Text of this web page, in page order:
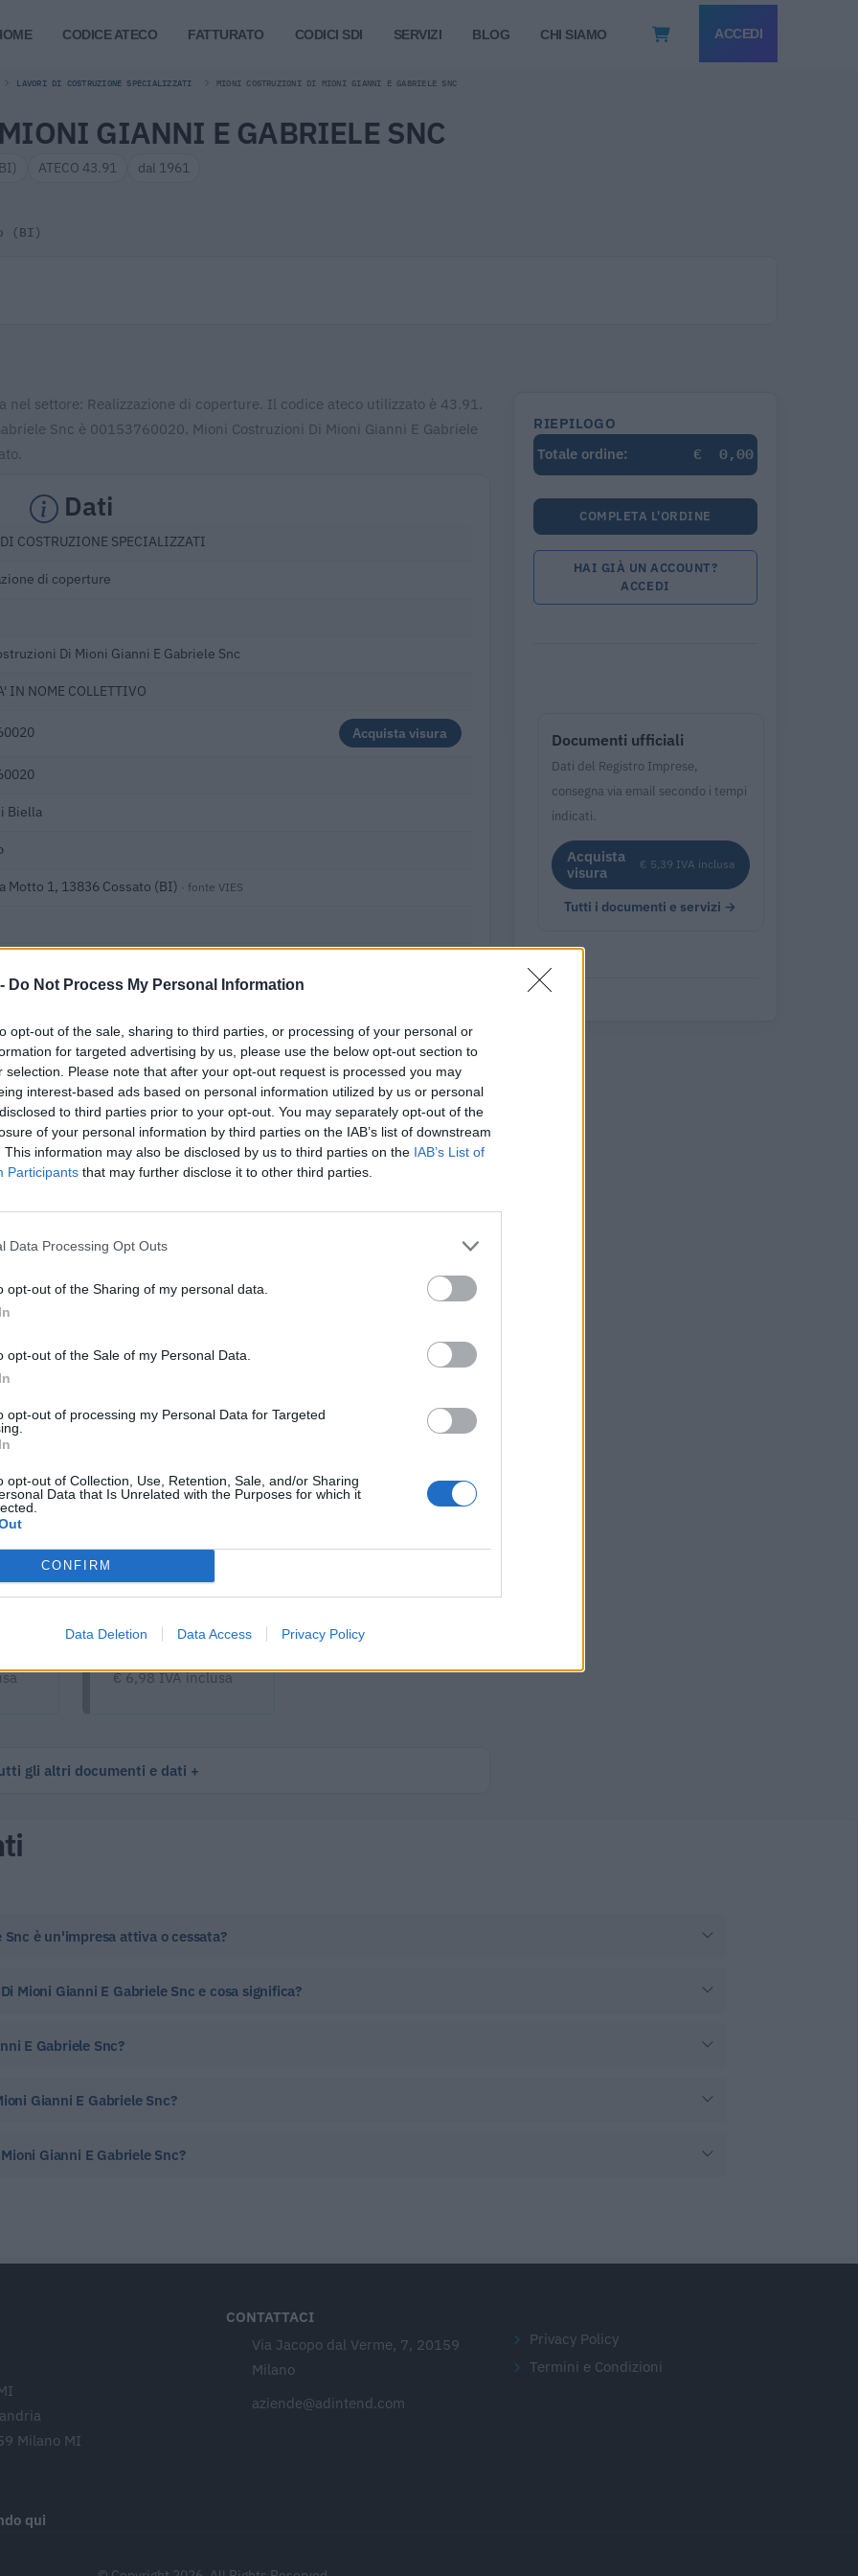
Do Not Process My Personal Information
opt-out of the sale, sharing to third parties, or processing of your personal or
for targeted advertising by us, please use the below opt-out section to
selection. Please note that after your opt-out request is processed you may
interest-based ads based on personal information utilized by us or personal
to third parties prior to your opt-out. You may separately opt-out of the
of your personal information by third parties on the IAB’s list of downstream
This information may also be disclosed by us to third parties on the IAB’s List of
Participants that may further disclose it to other third parties.
Data Processing Opt Outs
opt-out of the Sharing of my personal data.
opt-out of the Sale of my Personal Data.
opt-out of processing my Personal Data for Targeted
opt-out of Collection, Use, Retention, Sale, and/or Sharing
Data that Is Unrelated with the Purposes for which it
CONFIRM
Data Deletion Data Access Privacy Policy
CODICE ATECO FATTURATO CODICI SDI SERVIZI BLOG CHI SIAMO ACCEDI
LAVORI DI COSTRUZIONE SPECIALIZZATI MIONI COSTRUZIONI DI MIONI GIANNI E GABRIELE SNC
GIANNI E GABRIELE SNC
ATECO 43.91 dal 1961
(BI)
nel settore: Realizzazione di coperture. Il codice ateco utilizzato è 43.91.
Snc è 00153760020. Mioni Costruzioni Di Mioni Gianni E Gabriele
Dati
COSTRUZIONE SPECIALIZZATI
di coperture
Di Mioni Gianni E Gabriele Snc
IN NOME COLLETTIVO
Acquista visura
Biella
Motto 1, 13836 Cossato (BI) · fonte VIES
dati nella visura camerale →
e servizi disponibili →
-
Visure Camerali -
Persone
€ 6,98 IVA inclusa
gli altri documenti e dati
RIEPILOGO
Totale ordine:
€ 0,00
COMPLETA L'ORDINE
HAI GIÀ UN ACCOUNT?
ACCEDI
Documenti ufficiali
Dati del Registro Imprese,
consegna via email secondo i tempi
indicati.
Acquista
visura
€ 5,39 IVA inclusa
Tutti i documenti e servizi →
è un'impresa attiva o cessata?
Mioni Gianni E Gabriele Snc e cosa significa?
E Gabriele Snc?
Gianni E Gabriele Snc?
Gianni E Gabriele Snc?
Milano MI
CONTATTACI
Via Jacopo dal Verme, 7, 20159
Milano
aziende@adintend.com
Privacy Policy
Termini e Condizioni
qui